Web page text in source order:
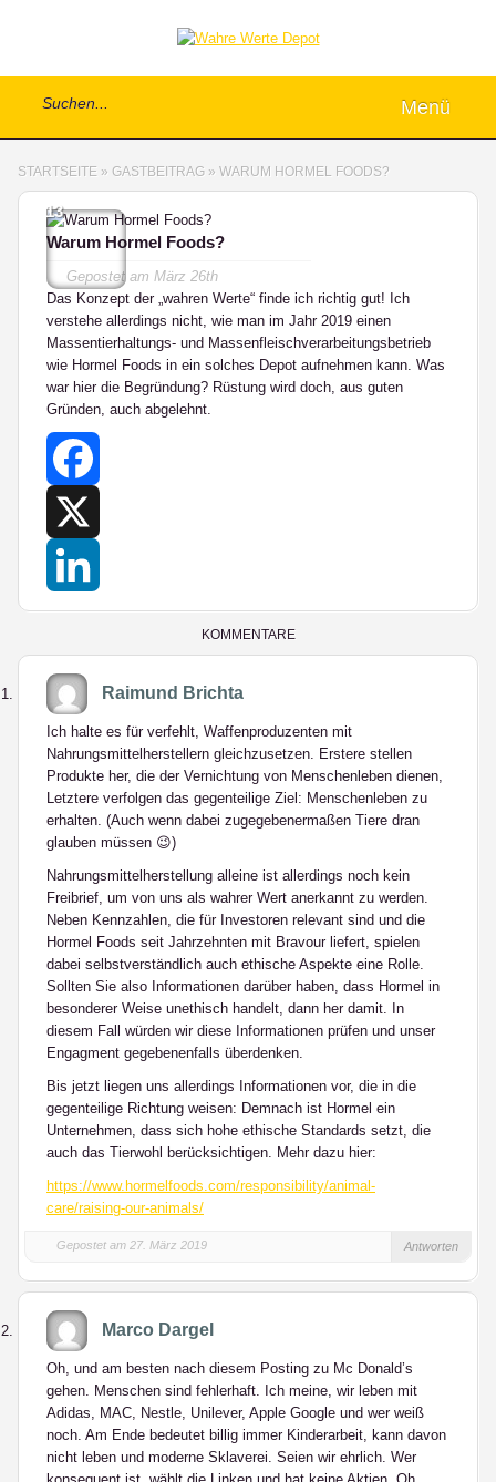
Menü
STARTSEITE » GASTBEITRAG » WARUM HORMEL FOODS?
13
Warum Hormel Foods?
Gepostet am März 26th
Das Konzept der „wahren Werte“ finde ich richtig gut! Ich
verstehe allerdings nicht, wie man im Jahr 2019 einen
Massentierhaltungs- und Massenfleischverarbeitungsbetrieb
wie Hormel Foods in ein solches Depot aufnehmen kann. Was
war hier die Begründung? Rüstung wird doch, aus guten
Gründen, auch abgelehnt.
Facebook
KOMMENTARE
Raimund Brichta
Ich halte es für verfehlt, Waffenproduzenten mit
Nahrungsmittelherstellern gleichzusetzen. Erstere stellen
Produkte her, die der Vernichtung von Menschenleben dienen,
Letztere verfolgen das gegenteilige Ziel: Menschenleben zu
erhalten. (Auch wenn dabei zugegebenermaßen Tiere dran
glauben müssen 😉)
Nahrungsmittelherstellung alleine ist allerdings noch kein
Freibrief, um von uns als wahrer Wert anerkannt zu werden.
Neben Kennzahlen, die für Investoren relevant sind und die
Hormel Foods seit Jahrzehnten mit Bravour liefert, spielen
dabei selbstverständlich auch ethische Aspekte eine Rolle.
Sollten Sie also Informationen darüber haben, dass Hormel in
besonderer Weise unethisch handelt, dann her damit. In
diesem Fall würden wir diese Informationen prüfen und unser
Engagment gegebenenfalls überdenken.
Bis jetzt liegen uns allerdings Informationen vor, die in die
gegenteilige Richtung weisen: Demnach ist Hormel ein
Unternehmen, dass sich hohe ethische Standards setzt, die
auch das Tierwohl berücksichtigen. Mehr dazu hier:
https://www.hormelfoods.com/responsibility/animal-
care/raising-our-animals/
Gepostet am 27. März 2019 Antworten
Marco Dargel
Oh, und am besten nach diesem Posting zu Mc Donald’s
gehen. Menschen sind fehlerhaft. Ich meine, wir leben mit
Adidas, MAC, Nestle, Unilever, Apple Google und wer weiß
noch. Am Ende bedeutet billig immer Kinderarbeit, kann davon
nicht leben und moderne Sklaverei. Seien wir ehrlich. Wer